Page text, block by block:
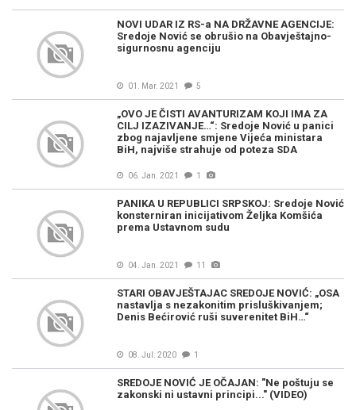
NOVI UDAR IZ RS-a NA DRŽAVNE AGENCIJE:
Sredoje Nović se obrušio na Obavještajno-
sigurnosnu agenciju
01. Mar. 2021 5
„OVO JE ČISTI AVANTURIZAM KOJI IMA ZA
CILJ IZAZIVANJE…“: Sredoje Nović u panici
zbog najavljene smjene Vijeća ministara
BiH, najviše strahuje od poteza SDA
06. Jan. 2021 1
PANIKA U REPUBLICI SRPSKOJ: Sredoje Nović
konsterniran inicijativom Željka Komšića
prema Ustavnom sudu
04. Jan. 2021 11
STARI OBAVJEŠTAJAC SREDOJE NOVIĆ: „OSA
nastavlja s nezakonitim prisluškivanjem;
Denis Bećirović ruši suverenitet BiH…“
08. Jul. 2020 1
SREDOJE NOVIĆ JE OČAJAN: "Ne poštuju se
zakonski ni ustavni principi..." (VIDEO)